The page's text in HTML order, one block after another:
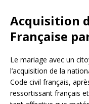
Acquisition
Française
Le mariage avec un
l’acquisition de la
Code civil français,
ressortissant français